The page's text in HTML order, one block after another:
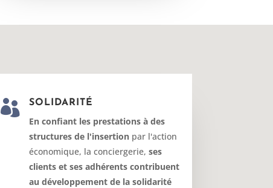
 SOLIDARITÉ
En confiant les prestations à des
structures de l'insertion par l'action
économique, la conciergerie,ses
clients et ses adhérents contribuent
au développement de la solidarité